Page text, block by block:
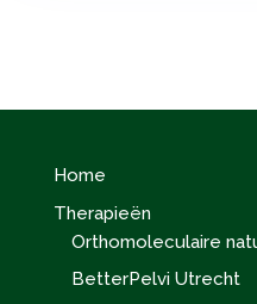
Home
Therapieën
Orthomoleculaire
BetterPelvi Utrecht